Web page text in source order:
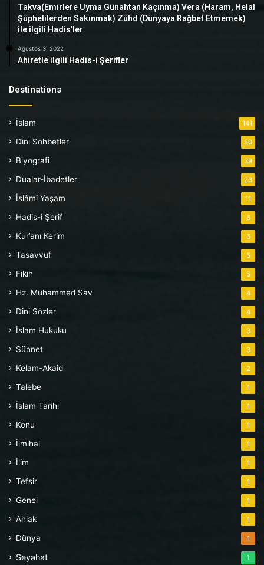
Takva(Emirlere Uyma Günahtan Kaçınma) Vera (Haram, Helal
Şüphelilerden Sakınmak) Zühd (Dünyaya Rağbet Etmemek)
ile ilgili Hadis’ler
Ağustos 3, 2022
Ahiretle ilgili Hadis-i Şerifler
Destinations
İslam 141
Dini Sohbetler 50
Biyografi 39
Dualar-İbadetler 23
İslâmi Yaşam 11
Hadis-i Şerif 6
Kur’anı Kerim 6
Tasavvuf 5
Fıkıh 5
Hz. Muhammed Sav 4
Dini Sözler 4
İslam Hukuku 3
Sünnet 3
Kelam-Akaid 2
Talebe 1
İslam Tarihi 1
Konu 1
İlmihal 1
İlim 1
Tefsir 1
Genel 1
Ahlak 1
Dünya 1
Seyahat 1